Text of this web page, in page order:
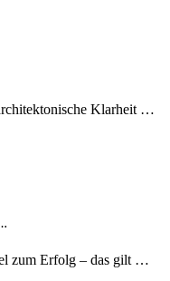
Klarheit …
zum Erfolg – das gilt …